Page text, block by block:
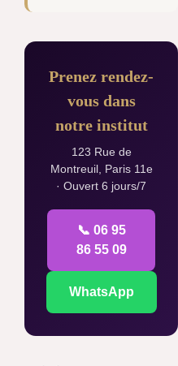
Prenez rendez-
vous dans
notre institut
123 Rue de
Montreuil, Paris 11e
· Ouvert 6 jours/7
📞 06 95
86 55 09
WhatsApp